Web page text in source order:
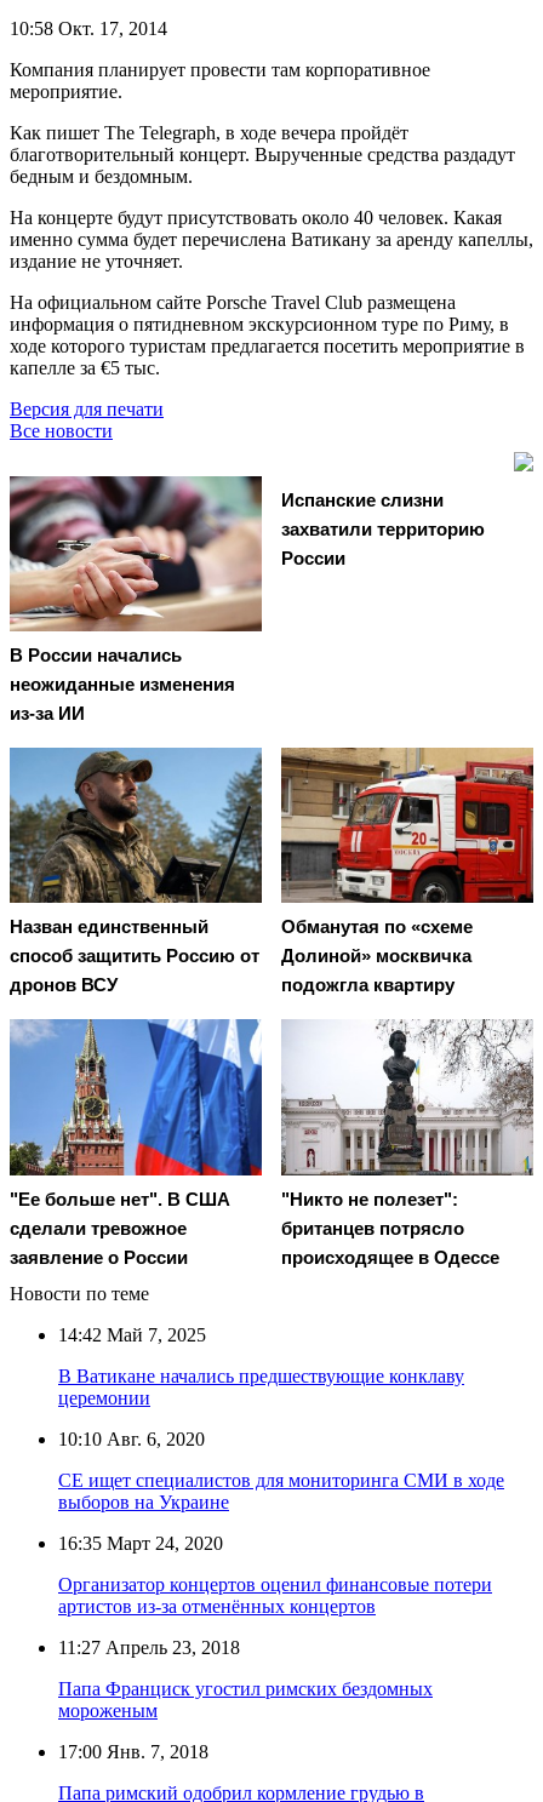
10:58 Окт. 17, 2014
Компания планирует провести там корпоративное
мероприятие.
Как пишет The Telegraph, в ходе вечера пройдёт
благотворительный концерт. Вырученные средства раздадут
бедным и бездомным.
На концерте будут присутствовать около 40 человек. Какая
именно сумма будет перечислена Ватикану за аренду капеллы,
издание не уточняет.
На официальном сайте Porsche Travel Club размещена
информация о пятидневном экскурсионном туре по Риму, в
ходе которого туристам предлагается посетить мероприятие в
капелле за €5 тыс.
Версия для печати
Все новости
В России начались
неожиданные изменения
из-за ИИ
Испанские слизни
захватили территорию
России
Назван единственный
способ защитить Россию от
дронов ВСУ
Обманутая по «схеме
Долиной» москвичка
подожгла квартиру
"Ее больше нет". В США
сделали тревожное
заявление о России
"Никто не полезет":
британцев потрясло
происходящее в Одессе
Новости по теме
14:42 Май 7, 2025
В Ватикане начались предшествующие конклаву
церемонии
10:10 Авг. 6, 2020
СЕ ищет специалистов для мониторинга СМИ в ходе
выборов на Украине
16:35 Март 24, 2020
Организатор концертов оценил финансовые потери
артистов из-за отменённых концертов
11:27 Апрель 23, 2018
Папа Франциск угостил римских бездомных
мороженым
17:00 Янв. 7, 2018
Папа римский одобрил кормление грудью в